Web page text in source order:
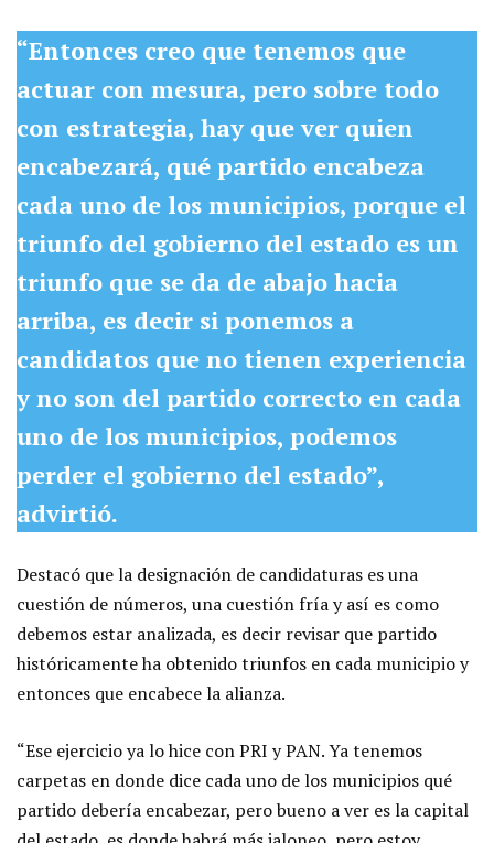
“Entonces creo que tenemos que
actuar con mesura, pero sobre todo
con estrategia, hay que ver quien
encabezará, qué partido encabeza
cada uno de los municipios, porque el
triunfo del gobierno del estado es un
triunfo que se da de abajo hacia
arriba, es decir si ponemos a
candidatos que no tienen experiencia
y no son del partido correcto en cada
uno de los municipios, podemos
perder el gobierno del estado”,
advirtió.
Destacó que la designación de candidaturas es una
cuestión de números, una cuestión fría y así es como
debemos estar analizada, es decir revisar que partido
históricamente ha obtenido triunfos en cada municipio y
entonces que encabece la alianza.
“Ese ejercicio ya lo hice con PRI y PAN. Ya tenemos
carpetas en donde dice cada uno de los municipios qué
partido debería encabezar, pero bueno a ver es la capital